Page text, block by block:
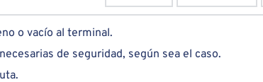
o vacío al terminal.
de seguridad, según sea el caso.